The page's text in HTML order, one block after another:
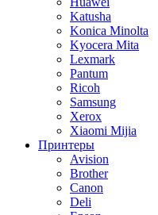
Katusha
Konica Minolta
Kyocera Mita
Lexmark
Pantum
Ricoh
Samsung
Xerox
Xiaomi Mijia
Принтеры
Avision
Brother
Canon
Deli